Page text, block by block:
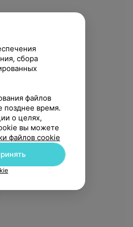
сбора
файлов
позднее время.
о целях,
вы можете
файлов cookie